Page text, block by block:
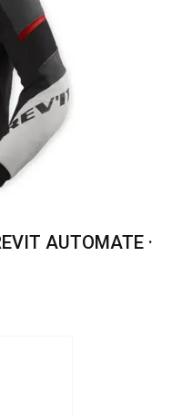
AUTOMATE ·